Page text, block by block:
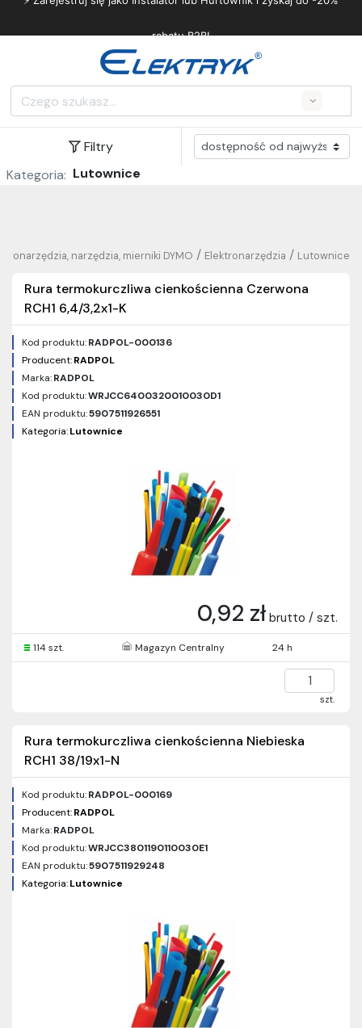
rabatu B2B!
Filtry
Kategoria: Lutownice
Lutownice
/
Elektronarzędzia
/
narzędzia, mierniki DYMO
Rura termokurczliwa cienkościenna Czerwona
RCH1 6,4/3,2x1-K
Kod produktu:RADPOL-000136
Producent:RADPOL
Marka:RADPOL
Kod produktu:WRJCC6400320010030D1
EAN produktu:5907511926551
Kategoria:Lutownice
0,92 zł brutto / szt.
114 szt. Magazyn Centralny 24 h
szt.
Rura termokurczliwa cienkościenna Niebieska
RCH1 38/19x1-N
Kod produktu:RADPOL-000169
Producent:RADPOL
Marka:RADPOL
Kod produktu:WRJCC3801190110030E1
EAN produktu:5907511929248
Kategoria:Lutownice